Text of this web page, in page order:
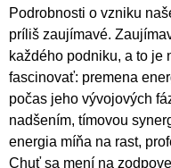
Podrobnosti o vzniku
príliš zaujímavé.
každého podniku, a to je
fascinovať: premena
počas jeho vývojových
nadšením, tímovou
energia míňa na rast,
Chuť sa mení na